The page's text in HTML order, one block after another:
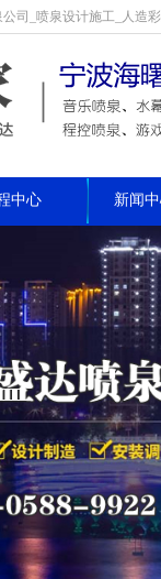
司_喷泉设计施工_人造
中心 新闻